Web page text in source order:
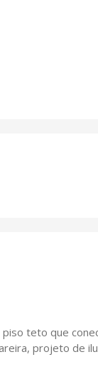
teto que
projeto de